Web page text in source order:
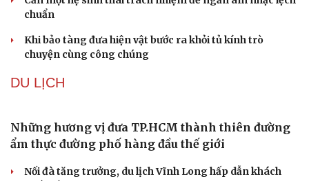
truyền thống ở miền Tây
bình chê bai
tích sau 14 năm
Cần một hệ sinh thái trách nhiệm để ngăn âm nhạc lệch